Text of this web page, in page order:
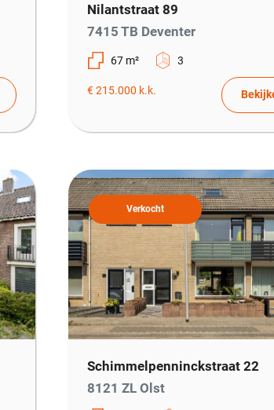
Nilantstraat 89
7415 TB Deventer
67 m² 3
€ 215.000 k.k.
Verkocht
Schimmelpenninckstraat 22
8121 ZL Olst